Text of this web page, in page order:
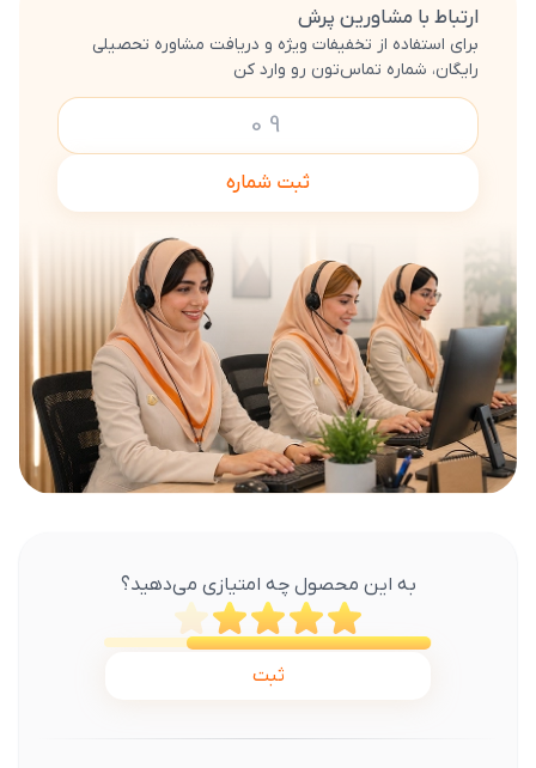
ارتباط با مشاورین پرش
برای استفاده از تخفیفات ویژه و دریافت مشاوره تحصیلی
رایگان، شماره تماس‌تون رو وارد کن
ثبت شماره
به این محصول چه امتیازی می‌دهید؟
ثبت